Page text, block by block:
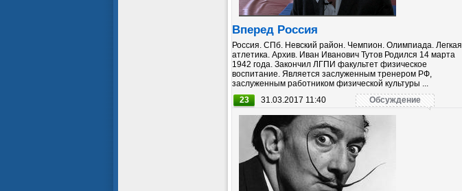
Вперед Россия
Россия. СПб. Невский район. Чемпион. Олимпиада. Легкая
атлетика. Архив. Иван Иванович Тутов Родился 14 марта
1942 года. Закончил ЛГПИ факультет физическое
воспитание. Является заслуженным тренером РФ,
заслуженным работником физической культуры ...
23
31.03.2017 11:40 Обсуждение